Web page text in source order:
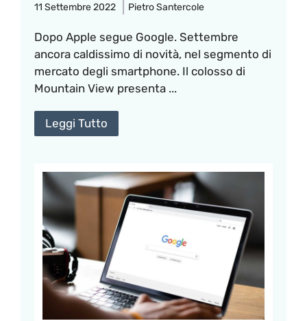
11 Settembre 2022 Pietro Santercole
Dopo Apple segue Google. Settembre
ancora caldissimo di novità, nel segmento di
mercato degli smartphone. Il colosso di
Mountain View presenta ...
Leggi Tutto